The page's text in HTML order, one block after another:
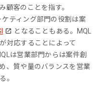
顧客のことを指す。
ティング部門の役割は案
となることもある。MQL
対応することによって
は営業部門からは案件創
、質や量のバランスを営業
。